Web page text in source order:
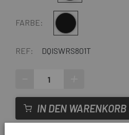
FARBE: Schwarz
REF: DQISWRS801T
IN DEN